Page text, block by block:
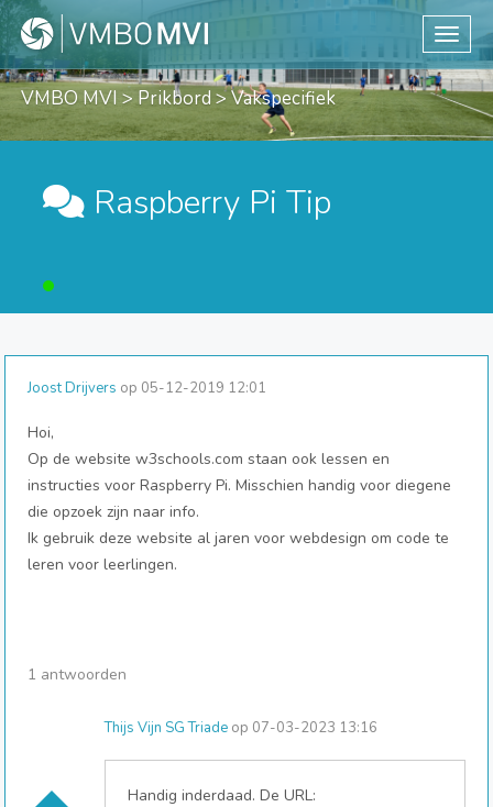
VMBO MVI >Prikbord > Vakspecifiek
Raspberry Pi Tip
Joost Drijvers op 05-12-2019 12:01
Hoi,
Op de website w3schools.com staan ook lessen en
instructies voor Raspberry Pi. Misschien handig voor diegene
die opzoek zijn naar info.
Ik gebruik deze website al jaren voor webdesign om code te
leren voor leerlingen.
1 antwoorden
Thijs Vijn SG Triade op 07-03-2023 13:16
Handig inderdaad. De URL: